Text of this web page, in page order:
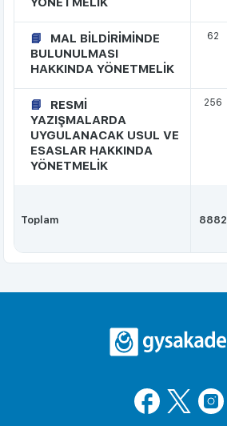
MAL BİLDİRİMİNDE
BULUNULMASI
HAKKINDA YÖNETMELİK
62
RESMİ
YAZIŞMALARDA
UYGULANACAK USUL VE
ESASLAR HAKKINDA
YÖNETMELİK
256
Toplam 8882